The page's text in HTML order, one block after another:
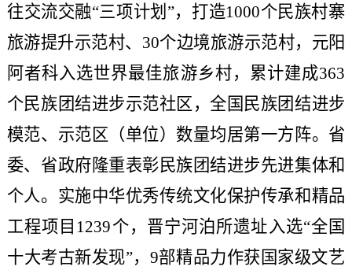
往交流交融“三项计划”，打造1000个民族村寨
旅游提升示范村、30个边境旅游示范村，元阳
阿者科入选世界最佳旅游乡村，累计建成363
个民族团结进步示范社区，全国民族团结进步
模范、示范区（单位）数量均居第一方阵。省
委、省政府隆重表彰民族团结进步先进集体和
个人。实施中华优秀传统文化保护传承和精品
工程项目1239个，晋宁河泊所遗址入选“全国
十大考古新发现”，9部精品力作获国家级文艺